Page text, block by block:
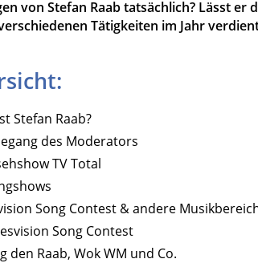
von Stefan Raab tatsächlich? Lässt
Tätigkeiten im Jahr
Stefan Raab?
des Moderators
TV Total
Song Contest & andere
Song Contest
den Raab, Wok WM und Co.